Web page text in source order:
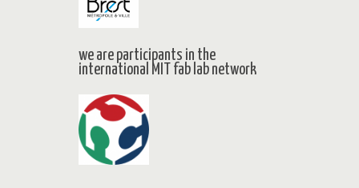
we are participants in the
international MIT fab lab network